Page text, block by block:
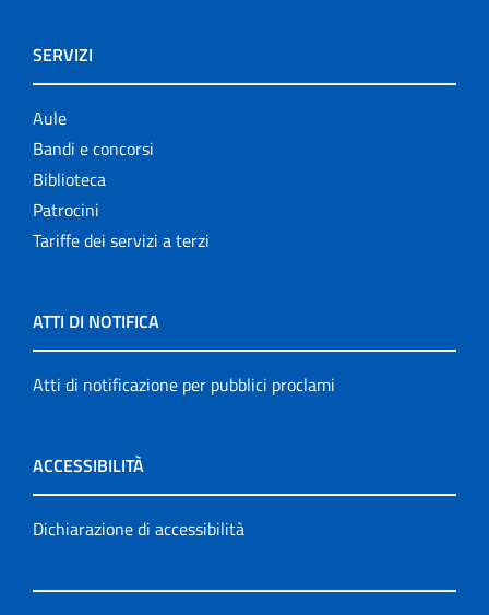
SERVIZI
Aule
Bandi e concorsi
Biblioteca
Patrocini
Tariffe dei servizi a terzi
ATTI DI NOTIFICA
Atti di notificazione per pubblici proclami
ACCESSIBILITÀ
Dichiarazione di accessibilità